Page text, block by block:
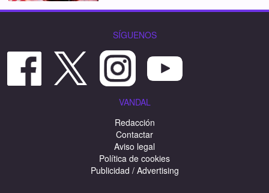
SÍGUENOS
VANDAL
Redacción
Contactar
Aviso legal
Política de cookies
Publicidad / Advertising